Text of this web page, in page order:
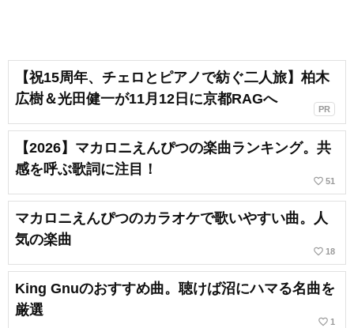
【祝15周年、チェロとピアノで紡ぐ二人旅】柏木
広樹＆光田健一が11月12日に京都RAGへ
PR
【2026】マカロニえんぴつの楽曲ランキング。共
感を呼ぶ歌詞に注目！
favorite_border 51
マカロニえんぴつのカラオケで歌いやすい曲。人
気の楽曲
favorite_border 18
King Gnuのおすすめ曲。聴けば沼にハマる名曲を
厳選
favorite_border 1